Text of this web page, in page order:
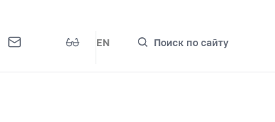
EN Поиск по сайту